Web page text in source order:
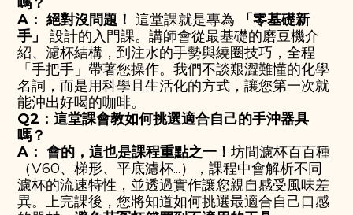
嗎？
A： 絕對沒問題！ 這堂課就是專為
「零基礎新
手」
設計的入門課。講師會從最基礎的磨豆機介
紹、濾杯結構，到注水的手勢與繞圈技巧，全程
「手把手」帶著您操作。我們不談艱澀難懂的化學
名詞，而是用科學且生活化的方式，讓您第一次就
能沖出好喝的咖啡。
Q2：這堂課會教如何挑選適合自己的手沖器具
嗎？
A： 會的，這也是課程重點之一！ 坊間濾杯百百種
（V60、梯形、平底濾杯...），課程中會解析不同
濾杯的流速特性，並透過實作讓您親自感受風味差
異。上完課後，您將知道如何挑選最適合自己口感